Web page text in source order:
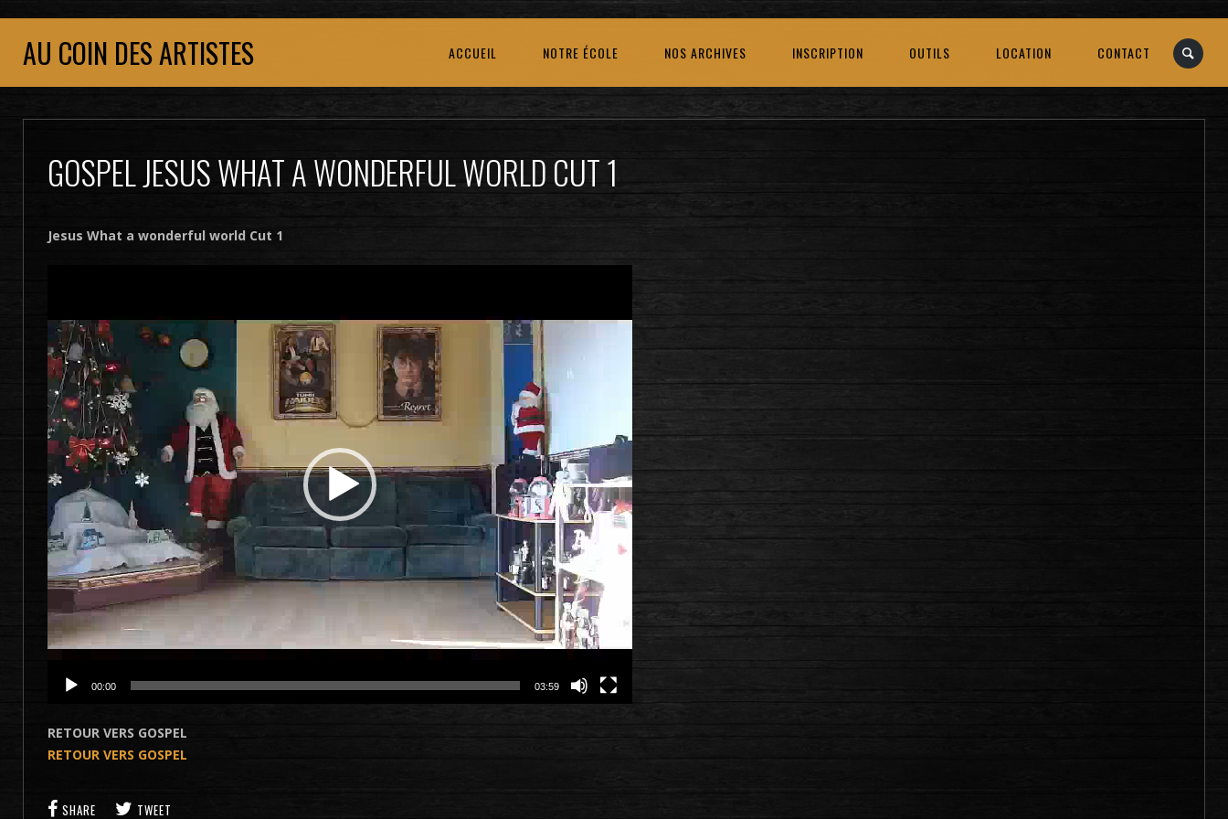
AU COIN DES ARTISTES ACCUEIL NOTRE ÉCOLE NOS ARCHIVES INSCRIPTION OUTILS LOCATION CONTACT
GOSPEL JESUS WHAT A WONDERFUL WORLD CUT 1
Jesus What a wonderful world Cut 1
00:00 03:59
RETOUR VERS GOSPEL
RETOUR VERS GOSPEL
SHARE TWEET